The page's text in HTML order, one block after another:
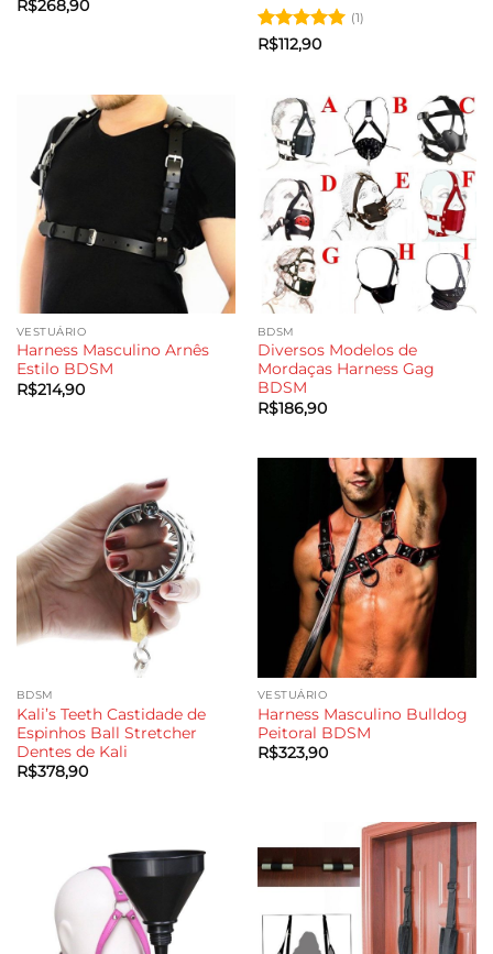
R$268,90
Avaliação
(1)
R$112,90
VESTUÁRIO
Harness Masculino Arnês
Estilo BDSM
R$214,90
BDSM
Diversos Modelos de
Mordaças Harness Gag
BDSM
R$186,90
BDSM
Kali’s Teeth Castidade de
Espinhos Ball Stretcher
Dentes de Kali
R$378,90
VESTUÁRIO
Harness Masculino Bulldog
Peitoral BDSM
R$323,90